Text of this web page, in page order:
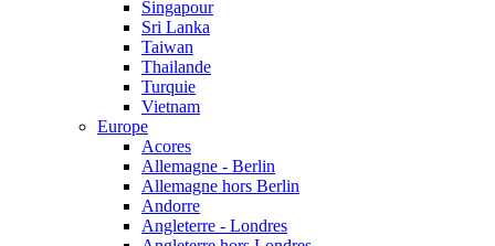
Singapour
Sri Lanka
Taiwan
Thailande
Turquie
Vietnam
Europe
Acores
Allemagne - Berlin
Allemagne hors Berlin
Andorre
Angleterre - Londres